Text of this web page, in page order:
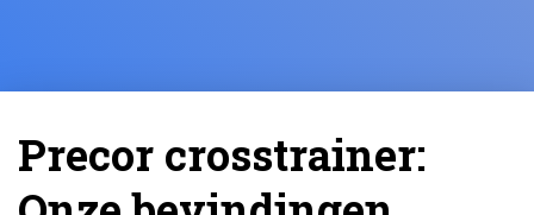
Precor crosstrainer: